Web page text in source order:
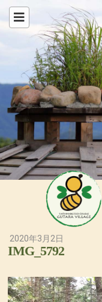
2020年3月2日
IMG_5792